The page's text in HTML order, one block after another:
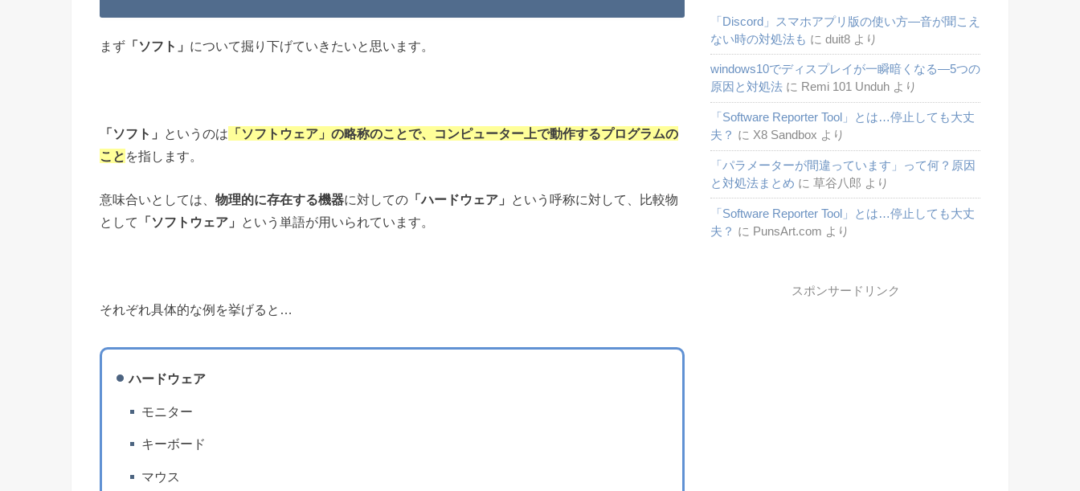
まず 「ソフト」 について掘り下げていきたいと思います。
「ソフト」 というのは 「ソフトウェア」の略称のことで、コンピューター上で動作するプログラムの
こと を指します。
意味合いとしては、 物理的に存在する機器に対しての 「ハードウェア」
という呼称に対して、比較物
として
「ソフトウェア」 という単語が用いられています。
それぞれ具体的な例を挙げると…
ハードウェア
モニター
キーボード
マウス
「Discord」スマホアプリ版の使い方―音が聞こえ
ない時の対処法も に duit8 より
windows10でディスプレイが一瞬暗くなる―5つの
原因と対処法 に Remi 101 Unduh より
「Software Reporter Tool」とは…停止しても大丈
夫？ に X8 Sandbox より
「パラメーターが間違っています」って何？原因
と対処法まとめ に 草谷八郎 より
「Software Reporter Tool」とは…停止しても大丈
夫？ に PunsArt.com より
スポンサードリンク